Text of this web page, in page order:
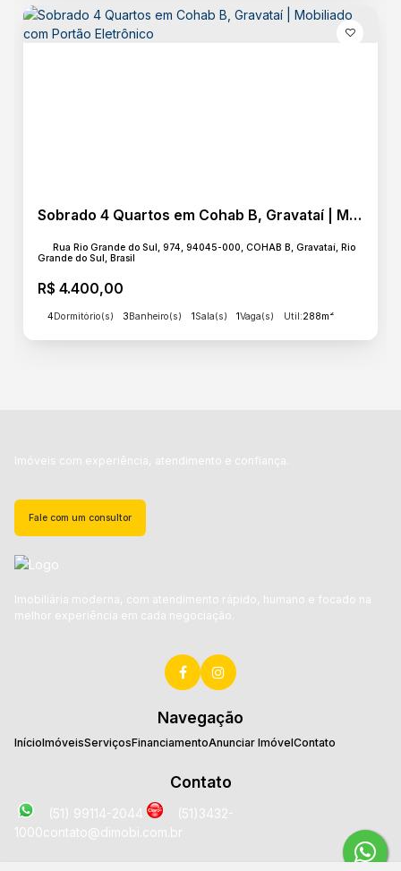
Sobrado 4 Quartos em Cohab B, Gravataí | Mobiliado com Portão Eletrônico
R$ 4.400,00
Rua Rio Grande do Sul, 974, 94045-000, COHAB B, Gravataí, Rio
Grande do Sul, Brasil
4Dormitório(s) 3Banheiro(s) 1Sala(s) 1Vaga(s) Útil:288m²
Imóveis com experiência, atendimento e confiança.
Fale com um consultor
Imobiliária moderna, com atendimento rápido, humano e focado na
melhor experiência em cada negociação.
Navegação
InícioImóveisServiçosFinanciamentoAnunciar ImóvelContato
Contato
(51) 99114-2044
(51)3432-
1000contato@dimobi.com.br